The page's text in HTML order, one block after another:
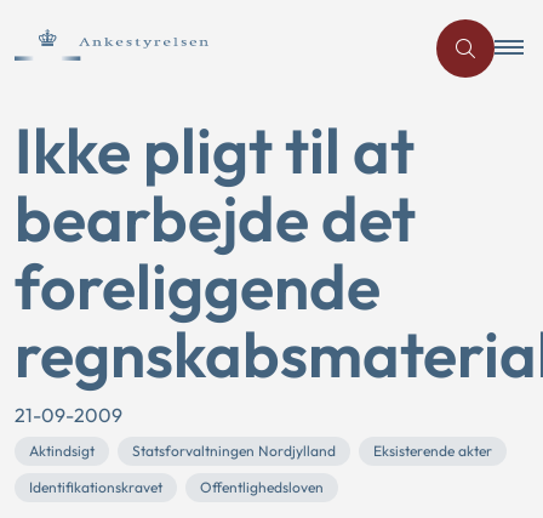
Ikke pligt til at
bearbejde det
foreliggende
21-09-2009
Aktindsigt Statsforvaltningen Nordjylland
Eksisterende akter
Identifikationskravet
Offentlighedsloven